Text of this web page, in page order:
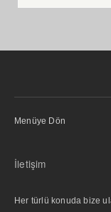
Menüye Dön
İletişim
Her türlü konuda bize